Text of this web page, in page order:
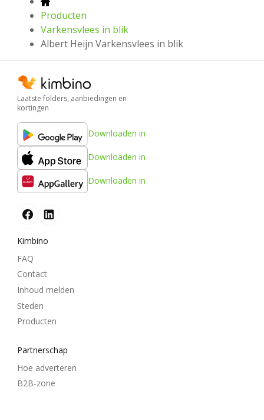
Producten
Varkensvlees in blik
Albert Heijn Varkensvlees in blik
Laatste folders, aanbiedingen en
kortingen
Downloaden in
Downloaden in
Downloaden in
Kimbino
FAQ
Contact
Inhoud melden
Steden
Producten
Partnerschap
Hoe adverteren
B2B-zone